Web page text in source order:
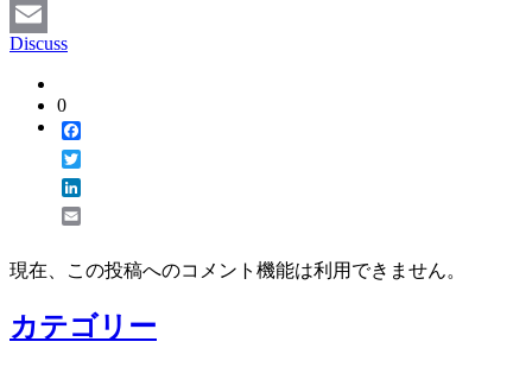
LinkedIn
Email
Discuss
0
現在、この投稿へのコメント機能は利用できません。
カテゴリー